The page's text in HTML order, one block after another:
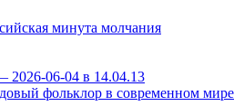
минута молчания
фольклор в современном мире